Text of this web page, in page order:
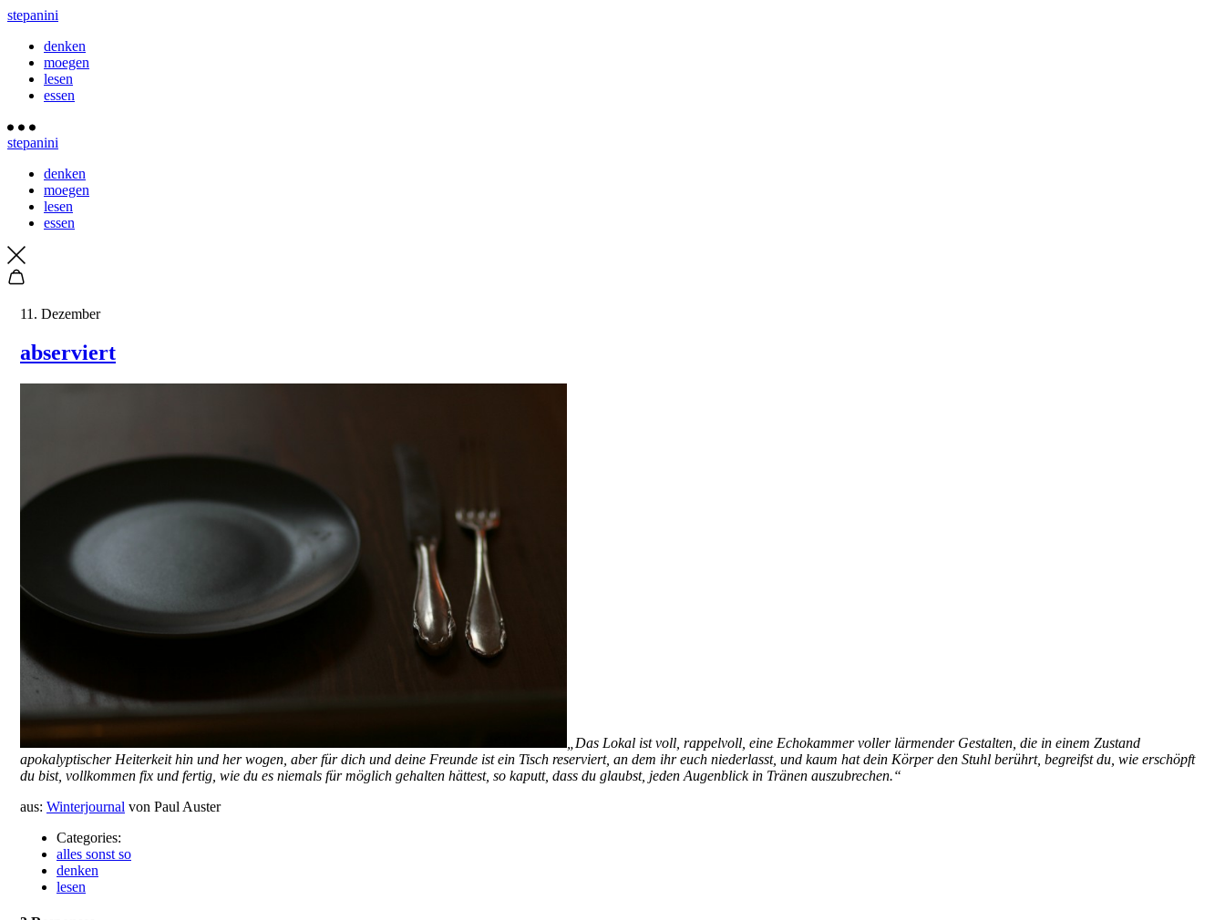
stepanini
denken
moegen
lesen
essen
stepanini
denken
moegen
lesen
essen
11. Dezember
abserviert
„Das Lokal ist voll, rappelvoll, eine Echokammer voller lärmender Gestalten, die in einem Zustand
apokalyptischer Heiterkeit hin und her wogen, aber für dich und deine Freunde ist ein Tisch reserviert, an dem ihr euch niederlasst, und kaum hat dein Körper den Stuhl berührt, begreifst du, wie erschöpft
du bist, vollkommen fix und fertig, wie du es niemals für möglich gehalten hättest, so kaputt, dass du glaubst, jeden Augenblick in Tränen auszubrechen.“
aus: Winterjournal von Paul Auster
Categories:
alles sonst so
denken
lesen